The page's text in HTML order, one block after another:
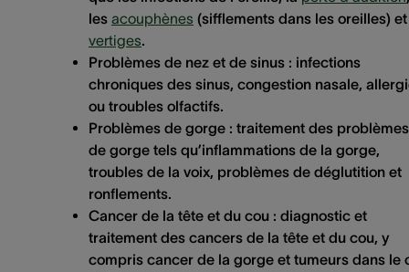
les acouphènes (sifflements dans les oreilles)
vertiges.
Problèmes de nez et de sinus : infections
chroniques des sinus, congestion nasale,
ou troubles olfactifs.
Problèmes de gorge : traitement des problèmes
de gorge tels qu’inflammations de la gorge,
troubles de la voix, problèmes de déglutition et
ronflements.
Cancer de la tête et du cou : diagnostic et
traitement des cancers de la tête et du cou, y
compris cancer de la gorge et tumeurs dans le